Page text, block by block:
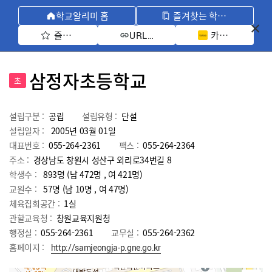
학교알리미 홈
즐겨찾는 학교 모아보기
즐겨찾기 선택
URL 복사 카카오톡 공유
초 삼정자초등학교
설립구분 : 공립 설립유형 : 단설
설립일자 : 2005년 03월 01일
대표번호 : 055-264-2361 팩스 : 055-264-2364
주소 : 경상남도 창원시 성산구 외리로34번길 8
학생수 : 893명 (남 472명 , 여 421명)
교원수 : 57명 (남 10명 , 여 47명)
체육집회공간 : 1실
관할교육청 : 창원교육지원청
행정실 : 055-264-2361 교무실 : 055-264-2362
홈페이지 :
http://samjeongja-p.gne.go.kr